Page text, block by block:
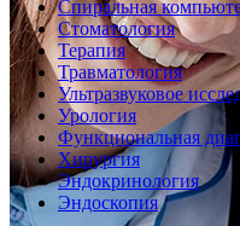
Спиральная
Стоматология
Терапия
Травматология
Ультразвуковое
Урология
Функциональная
Хирургия
Эндокринология
Эндоскопия